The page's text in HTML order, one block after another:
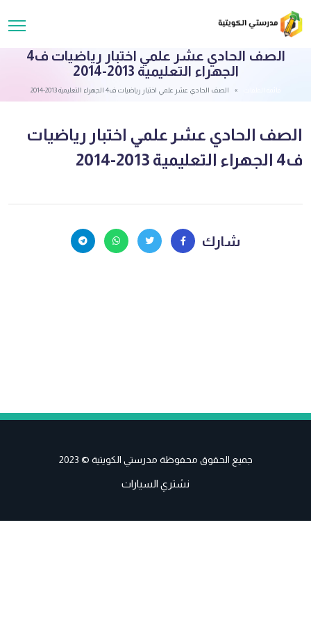
الصف الحادي عشر علمي اختبار رياضيات ف4
الجهراء التعليمية 2013-2014
الصف الحادي عشر علمي اختبار رياضيات ف4 الجهراء التعليمية 2013-2014
الصف الحادي عشر علمي اختبار رياضيات
ف4 الجهراء التعليمية 2013-2014
شارك
جميع الحقوق محفوظة مدرستي الكويتية © 2023
نشتري السيارات